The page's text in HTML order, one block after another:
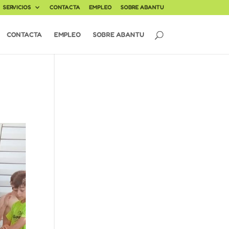
SERVICIOS CONTACTA EMPLEO SOBRE ABANTU
CONTACTA EMPLEO SOBRE ABANTU